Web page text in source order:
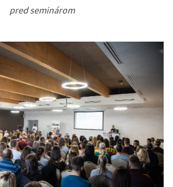
pred seminárom